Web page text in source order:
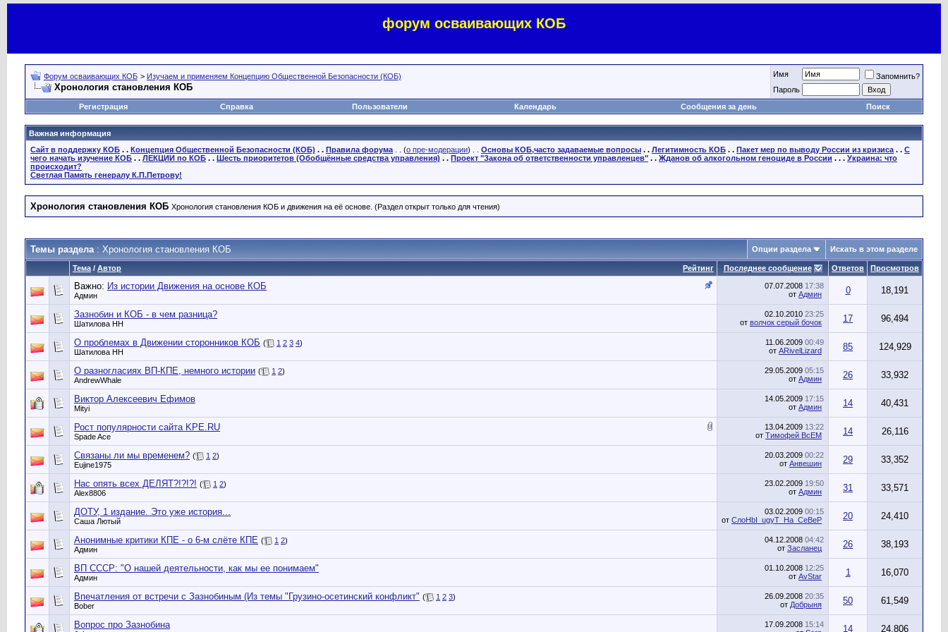
форум осваивающих КОБ
Форум осваивающих КОБ > Изучаем и применяем Концепцию Общественной Безопасности (КОБ)
Хронология становления КОБ
Имя
Запомнить?
Пароль
Регистрация
Справка Пользователи Календарь Сообщения за день Поиск
Важная информация
Сайт в поддержку КОБ . . Концепция Общественной Безопасности (КОБ) . . Правила форума . . (о пре-модерации) . . Основы КОБ,часто задаваемые вопросы . . Легитимность КОБ . . Пакет мер по выводу России из кризиса . . С
чего начать изучение КОБ . . ЛЕКЦИИ по КОБ . . Шесть приоритетов (Обобщённые средства управления) . . Проект "Закона об ответственности управленцев" . . Жданов об алкогольном геноциде в России . . . Украина: что
происходит?
Светлая Память генералу К.П.Петрову!
Хронология становления КОБ Хронология становления КОБ и движения на её основе. (Раздел открыт только для чтения)
Темы раздела: Хронология становления КОБ Опции раздела Искать в этом разделе
Рейтинг
Тема / Автор Последнее сообщение Ответов Просмотров
Важно: Из истории Движения на основе КОБ
Админ
07.07.2008 17:38
от Админ 0 18,191
Зазнобин и КОБ - в чем разница?
Шатилова НН
02.10.2010 23:25
от волчок серый бочок 17 96,494
О проблемах в Движении сторонников КОБ ( 1 2 3 4)
Шатилова НН
11.06.2009 00:49
от ARivelLizard 85 124,929
О разногласиях ВП-КПЕ, немного истории ( 1 2)
AndrewWhale
29.05.2009 05:15
от Админ 26 33,932
Виктор Алексеевич Ефимов
Mityi
14.05.2009 17:15
от Админ 14 40,431
Рост популярности сайта KPE.RU
Spade Ace
13.04.2009 13:22
от Тимофей ВсЕМ 14 26,116
Связаны ли мы временем? ( 1 2)
Eujine1975
20.03.2009 00:22
от Анвешин 29 33,352
Нас опять всех ДЕЛЯТ?!?!?! ( 1 2)
Alex8806
23.02.2009 19:50
от Админ 31 33,571
ДОТУ, 1 издание. Это уже история...
Саша Лютый
03.02.2009 00:15
от СлоHbI_ugyT_Ha_CeBeP 20 24,410
Анонимные критики КПЕ - о 6-м слёте КПЕ ( 1 2)
Админ
04.12.2008 04:42
от Засланец 26 38,193
ВП СССР: "О нашей деятельности, как мы ее понимаем"
Админ
01.10.2008 12:25
от AvStar 1 16,070
Впечатления от встречи с Зазнобиным (Из темы "Грузино-осетинский конфликт" ( 1 2 3)
Bober
26.09.2008 20:35
от Добрыня 50 61,549
Вопрос про Зазнобина 17.09.2008 15:14
14 24,806